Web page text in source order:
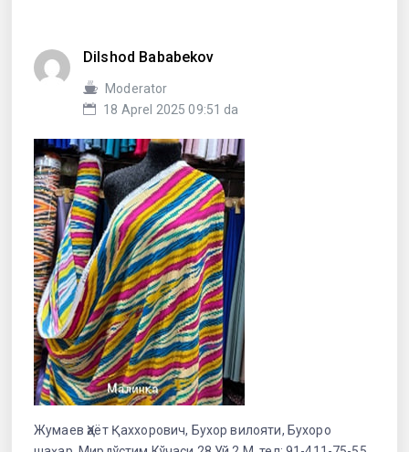
Dilshod Bababekov
Moderator
18 Aprel 2025 09:51 da
Жумаев Ҳаёт Қаххорович, Бухор вилояти, Бухоро